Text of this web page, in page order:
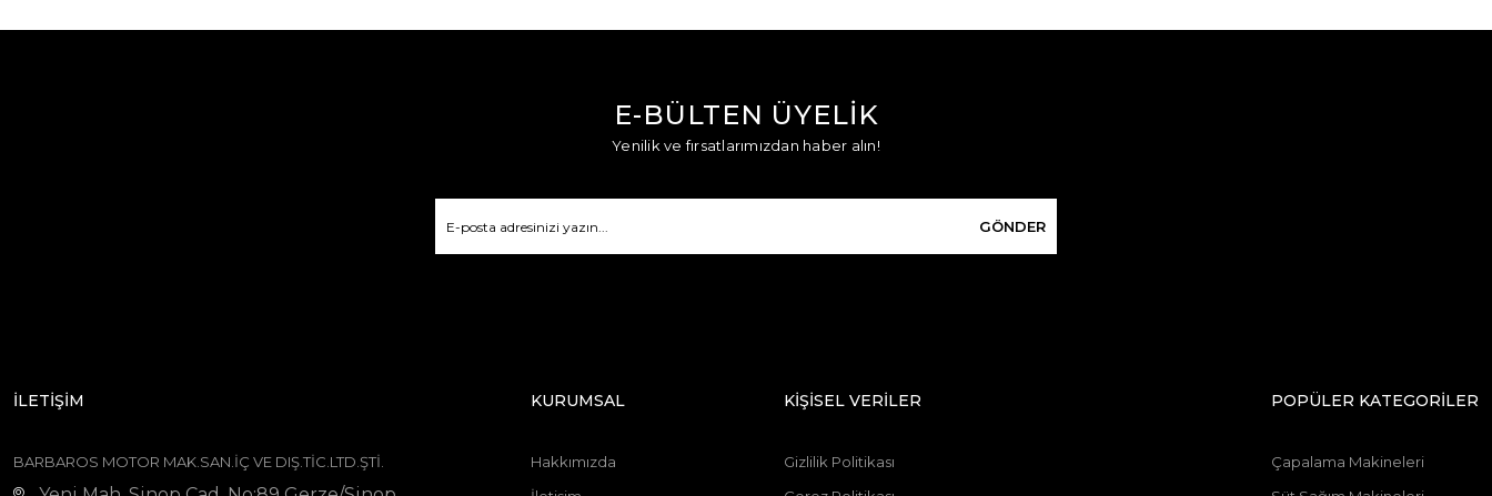
E-BÜLTEN ÜYELİK
Yenilik ve fırsatlarımızdan haber alın!
GÖNDER
İLETİŞİM
BARBAROS MOTOR MAK.SAN.İÇ VE DIŞ.TİC.LTD.ŞTİ.
KURUMSAL
Hakkımızda
KİŞİSEL VERİLER
Gizlilik Politikası
POPÜLER KATEGORİLER
Çapalama Makineleri